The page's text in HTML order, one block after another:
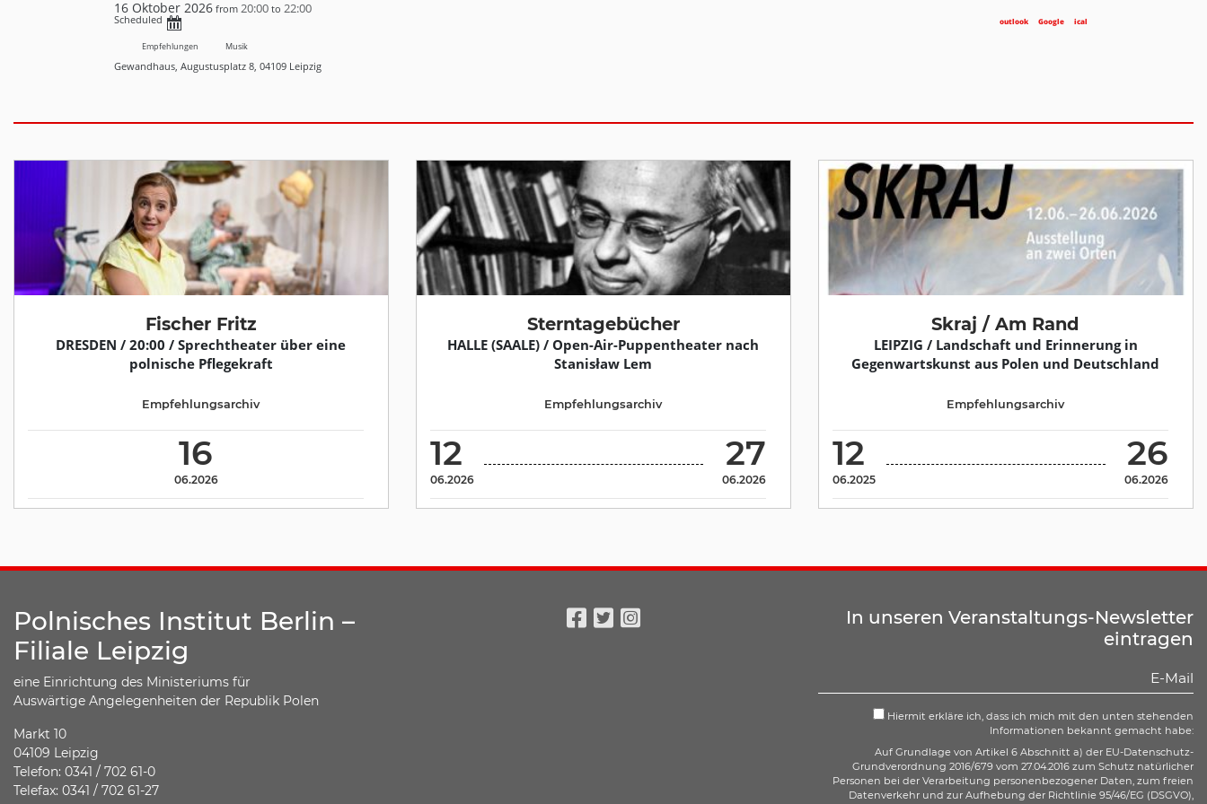
16 Oktober 2026 from 20:00 to 22:00
Scheduled ical
Google
outlook
Empfehlungen Musik
Gewandhaus, Augustusplatz 8, 04109 Leipzig
Fischer Fritz
DRESDEN / 20:00 / Sprechtheater über eine
polnische Pflegekraft
16
06.2026
Empfehlungsarchiv
Sterntagebücher
HALLE (SAALE) / Open-Air-Puppentheater nach
Stanisław Lem
12
06.2026
27
06.2026
Empfehlungsarchiv
Skraj / Am Rand
LEIPZIG / Landschaft und Erinnerung in
Gegenwartskunst aus Polen und Deutschland
12
06.2025
26
06.2026
Empfehlungsarchiv
Polnisches Institut Berlin –
Filiale Leipzig
eine Einrichtung des Ministeriums für
Auswärtige Angelegenheiten der Republik Polen
Markt 10
04109 Leipzig
Telefon: 0341 / 702 61-0
Telefax: 0341 / 702 61-27
In unseren Veranstaltungs-Newsletter
eintragen
Hiermit erkläre ich, dass ich mich mit den unten stehenden
Informationen bekannt gemacht habe:
Auf Grundlage von Artikel 6 Abschnitt a) der EU-Datenschutz-
Grundverordnung 2016/679 vom 27.04.2016 zum Schutz natürlicher
Personen bei der Verarbeitung personenbezogener Daten, zum freien
Datenverkehr und zur Aufhebung der Richtlinie 95/46/EG (DSGVO),